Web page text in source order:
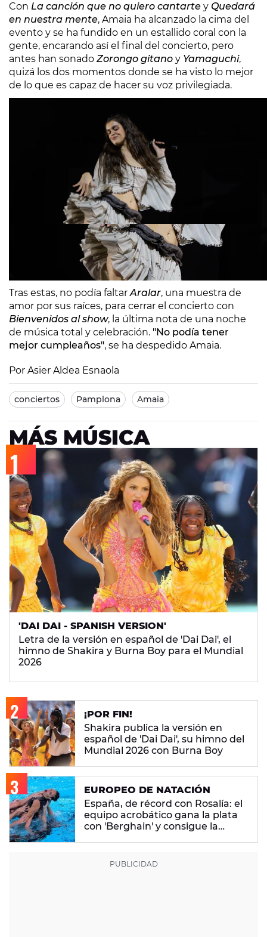
Con La canción que no quiero cantarte y Quedará
en nuestra mente, Amaia ha alcanzado la cima del
evento y se ha fundido en un estallido coral con la
gente, encarando así el final del concierto, pero
antes han sonado Zorongo gitano y Yamaguchi,
quizá los dos momentos donde se ha visto lo mejor
de lo que es capaz de hacer su voz privilegiada.
Tras estas, no podía faltarAralar, una muestra de
amor por sus raíces, para cerrar el concierto con
Bienvenidos al show, la última nota de una noche
de música total y celebración. "No podía tener
mejor cumpleaños", se ha despedido Amaia.
Por Asier Aldea Esnaola
conciertos Pamplona Amaia
MÁS MÚSICA
'DAI DAI - SPANISH VERSION'
Letra de la versión en español de 'Dai Dai', el
himno de Shakira y Burna Boy para el Mundial
2026
¡POR FIN!
Shakira publica la versión en
español de 'Dai Dai', su himno del
Mundial 2026 con Burna Boy
EUROPEO DE NATACIÓN
España, de récord con Rosalía: el
equipo acrobático gana la plata
con 'Berghain' y consigue la